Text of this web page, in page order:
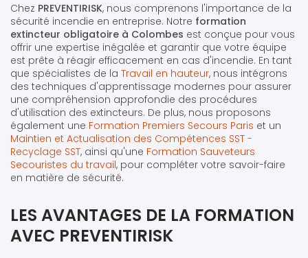
Chez PREVENTIRISK, nous comprenons l'importance de la
sécurité incendie en entreprise. Notre formation
extincteur obligatoire à Colombes est conçue pour vous
offrir une expertise inégalée et garantir que votre équipe
est prête à réagir efficacement en cas d'incendie. En tant
que spécialistes de la Travail en hauteur, nous intégrons
des techniques d'apprentissage modernes pour assurer
une compréhension approfondie des procédures
d'utilisation des extincteurs. De plus, nous proposons
également une Formation Premiers Secours Paris et un
Maintien et Actualisation des Compétences SST -
Recyclage SST, ainsi qu'une Formation Sauveteurs
Secouristes du travail, pour compléter votre savoir-faire
en matière de sécurité.
LES AVANTAGES DE LA FORMATION
AVEC PREVENTIRISK